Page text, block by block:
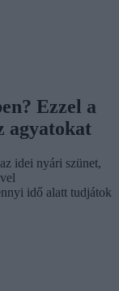
Ezzel a
agyatokat
idei nyári szünet,
idő alatt tudjátok